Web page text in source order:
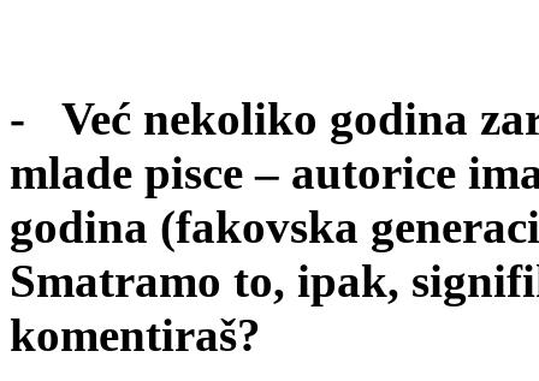
- Već nekoliko godina
mlade pisce – autorice
godina (fakovska
Smatramo to, ipak,
komentiraš?